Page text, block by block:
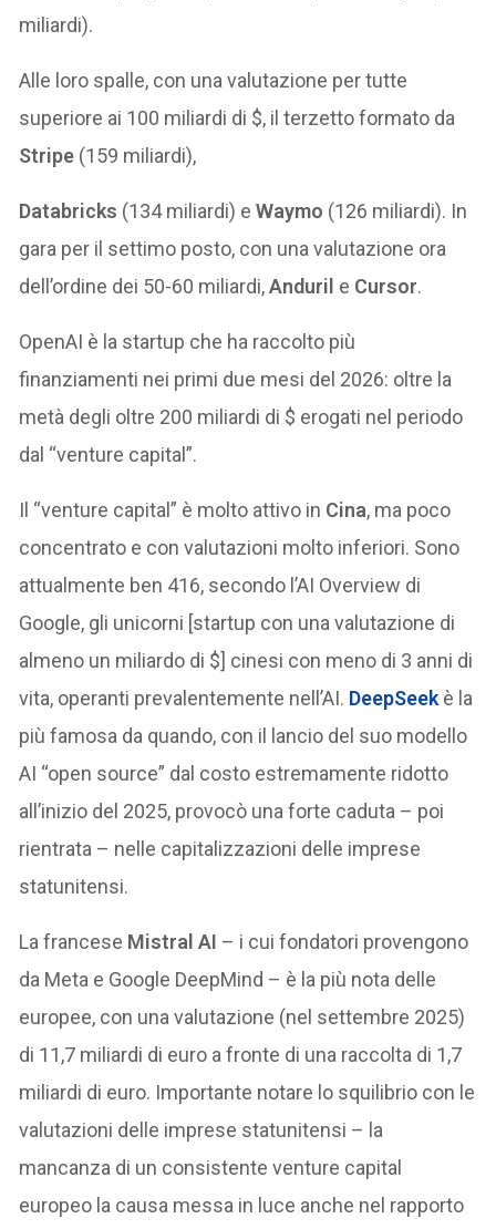
miliardi).
Alle loro spalle, con una valutazione per tutte
superiore ai 100 miliardi di $, il terzetto formato da
Stripe (159 miliardi),
Databricks (134 miliardi) eWaymo (126 miliardi). In
gara per il settimo posto, con una valutazione ora
dell’ordine dei 50-60 miliardi,Anduril e Cursor.
OpenAI è la startup che ha raccolto più
finanziamenti nei primi due mesi del 2026: oltre la
metà degli oltre 200 miliardi di $ erogati nel periodo
dal “venture capital”.
Il “venture capital” è molto attivo in Cina, ma poco
concentrato e con valutazioni molto inferiori. Sono
attualmente ben 416, secondo l’AI Overview di
Google, gli unicorni [startup con una valutazione di
almeno un miliardo di $] cinesi con meno di 3 anni di
vita, operanti prevalentemente nell’AI. DeepSeek è la
più famosa da quando, con il lancio del suo modello
AI “open source” dal costo estremamente ridotto
all’inizio del 2025, provocò una forte caduta – poi
rientrata – nelle capitalizzazioni delle imprese
statunitensi.
La francese Mistral AI – i cui fondatori provengono
da Meta e Google DeepMind – è la più nota delle
europee, con una valutazione (nel settembre 2025)
di 11,7 miliardi di euro a fronte di una raccolta di 1,7
miliardi di euro. Importante notare lo squilibrio con le
valutazioni delle imprese statunitensi – la
mancanza di un consistente venture capital
europeo la causa messa in luce anche nel rapporto